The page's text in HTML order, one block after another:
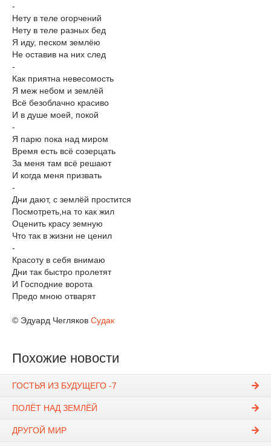
-
Нету в теле огорчений
Нету в теле разных бед
Я иду, песком землёю
Не оставив на них след
-
Как приятна невесомость
Я меж небом и землёй
Всё безоблачно красиво
И в душе моей, покой
-
Я парю пока над миром
Время есть всё созерцать
За меня там всё решают
И когда меня призвать
-
Дни дают, с землёй простится
Посмотреть,на то как жил
Оценить красу земную
Что так в жизни не ценил
-
Красоту в себя внимаю
Дни так быстро пролетят
И Господние ворота
Предо мною отварят
© Эдуард Чегляков Судак
Похожие новости
ГОСТЬЯ ИЗ БУДУЩЕГО -7
ПОЛЁТ НАД ЗЕМЛЁЙ
ДРУГОЙ МИР